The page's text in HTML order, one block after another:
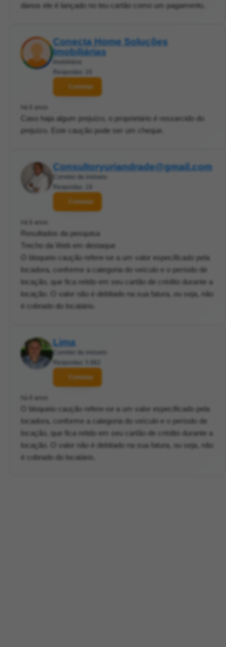
danos ele é lançado no teu cartão como um pagamento.
Conecta Home Soluções
Imobiliárias
Imobiliária
Respostas: 20
Contatar
há 6 anos
Caso haja algum prejuízo, o proprietário é ressarcido do
prejuízo. Este caução pode ser um cheque.
Consultoryuriandrade@gmail.com
Corretor de imóveis
Respostas: 19
Contatar
há 6 anos
Resultados da pesquisa
Trecho da Web em destaque
O bloqueio caução refere-se a um valor especificado pela
locadora, conforme a categoria do veículo e o período de
locação, que fica retido em seu cartão de crédito durante a
locação. O valor não é debitado na sua fatura, ou seja, não
é cobrado do locatário.
Lima
Corretor de imóveis
Respostas: 5.882
Contatar
há 6 anos
O bloqueio caução refere-se a um valor especificado pela
locadora, conforme a categoria do veículo e o período de
locação, que fica retido em seu cartão de crédito durante a
locação. O valor não é debitado na sua fatura, ou seja, não
é cobrado do locatário.